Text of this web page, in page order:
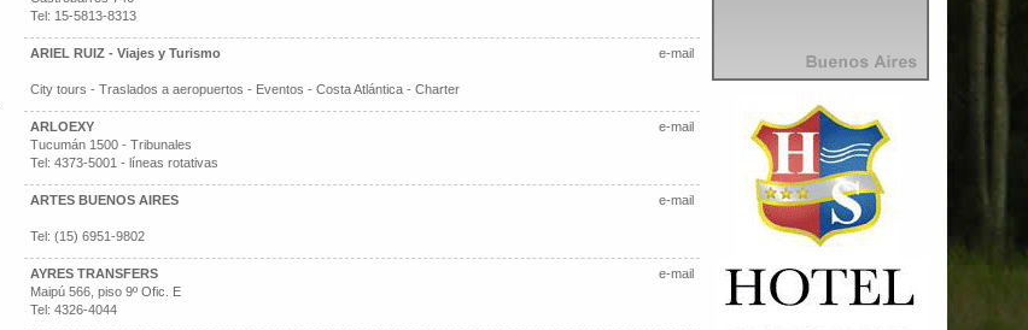
Tel: 15-5813-8313
e-mail
ARIEL RUIZ - Viajes y Turismo
City tours - Traslados a aeropuertos - Eventos - Costa Atlántica - Charter
e-mail
ARLOEXY
Tucumán 1500 - Tribunales
Tel: 4373-5001 - líneas rotativas
e-mail
ARTES BUENOS AIRES
Tel: (15) 6951-9802
e-mail
AYRES TRANSFERS
Maipú 566, piso 9º Ofic. E
Tel: 4326-4044